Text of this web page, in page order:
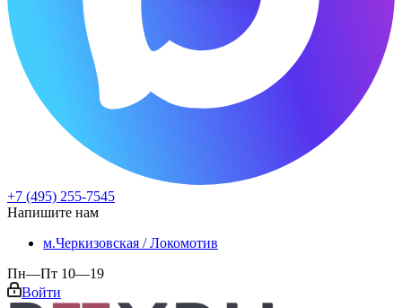
+7 (495) 255-7545
Напишите нам
м.Черкизовская / Локомотив
Пн—Пт 10—19
Войти